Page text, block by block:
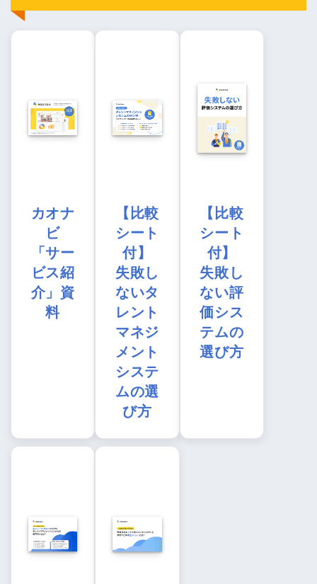
カオナ
ビ
「サー
ビス紹
介」資
料
【比較
シート
付】
失敗し
ないタ
レント
マネジ
メント
システ
ムの選
び方
【比較
シート
付】
失敗し
ない評
価シス
テムの
選び方